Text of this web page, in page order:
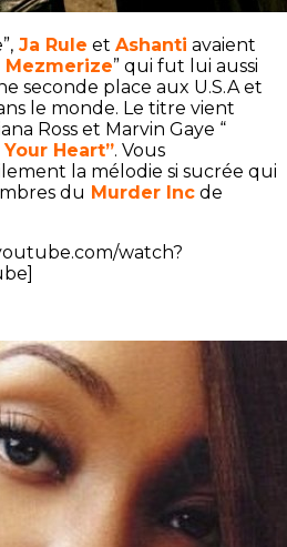
Ja Rule et Ashanti avaient
Mezmerize” qui fut lui aussi
seconde place aux U.S.A et
le monde. Le titre vient
Ross et Marvin Gaye “
Heart”. Vous
la mélodie si sucrée qui
du Murder Inc de
watch?